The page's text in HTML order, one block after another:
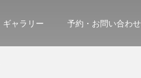
ギャラリー 予約・お問い合わせ